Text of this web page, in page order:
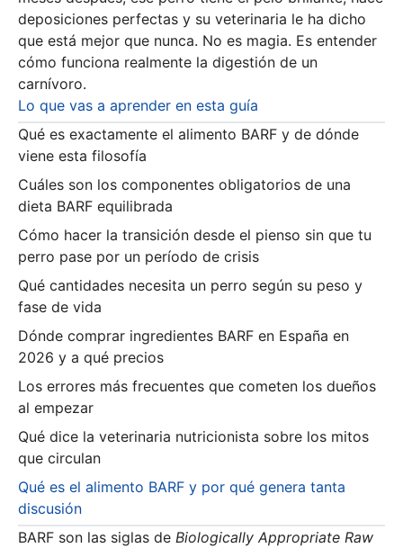
deposiciones perfectas y su veterinaria le ha dicho
que está mejor que nunca. No es magia. Es entender
cómo funciona realmente la digestión de un
carnívoro.
Lo que vas a aprender en esta guía
Qué es exactamente el alimento BARF y de dónde
viene esta filosofía
Cuáles son los componentes obligatorios de una
dieta BARF equilibrada
Cómo hacer la transición desde el pienso sin que tu
perro pase por un período de crisis
Qué cantidades necesita un perro según su peso y
fase de vida
Dónde comprar ingredientes BARF en España en
2026 y a qué precios
Los errores más frecuentes que cometen los dueños
al empezar
Qué dice la veterinaria nutricionista sobre los mitos
que circulan
Qué es el alimento BARF y por qué genera tanta
discusión
BARF son las siglas de Biologically Appropriate Raw